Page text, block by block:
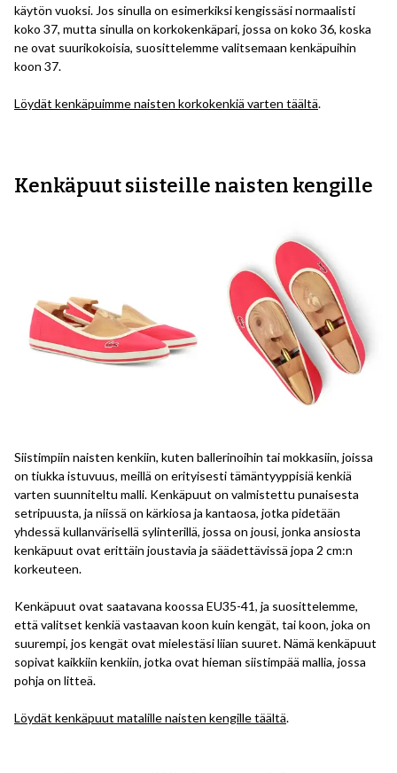
käytön vuoksi. Jos sinulla on esimerkiksi kengissäsi normaalisti
koko 37, mutta sinulla on korkokenkäpari, jossa on koko 36, koska
ne ovat suurikokoisia, suosittelemme valitsemaan kenkäpuihin
koon 37.
Löydät kenkäpuimme naisten korkokenkiä varten täältä.
Kenkäpuut siisteille naisten kengille
Siistimpiin naisten kenkiin, kuten ballerinoihin tai mokkasiin, joissa
on tiukka istuvuus, meillä on erityisesti tämäntyyppisiä kenkiä
varten suunniteltu malli. Kenkäpuut on valmistettu punaisesta
setripuusta, ja niissä on kärkiosa ja kantaosa, jotka pidetään
yhdessä kullanvärisellä sylinterillä, jossa on jousi, jonka ansiosta
kenkäpuut ovat erittäin joustavia ja säädettävissä jopa 2 cm:n
korkeuteen.
Kenkäpuut ovat saatavana koossa EU35-41, ja suosittelemme,
että valitset kenkiä vastaavan koon kuin kengät, tai koon, joka on
suurempi, jos kengät ovat mielestäsi liian suuret. Nämä kenkäpuut
sopivat kaikkiin kenkiin, jotka ovat hieman siistimpää mallia, jossa
pohja on litteä.
Löydät kenkäpuut matalille naisten kengille täältä.